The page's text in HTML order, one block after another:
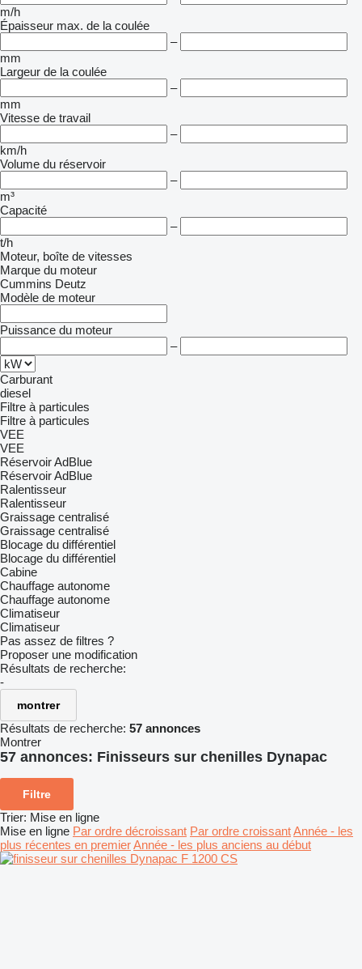
m/h
Épaisseur max. de la coulée
–
mm
Largeur de la coulée
–
mm
Vitesse de travail
–
km/h
Volume du réservoir
–
m³
Capacité
–
t/h
Moteur, boîte de vitesses
Marque du moteur
Cummins Deutz
Modèle de moteur
Puissance du moteur
–
Carburant
diesel
Filtre à particules
Filtre à particules
VEE
VEE
Réservoir AdBlue
Réservoir AdBlue
Ralentisseur
Ralentisseur
Graissage centralisé
Graissage centralisé
Blocage du différentiel
Blocage du différentiel
Cabine
Chauffage autonome
Chauffage autonome
Climatiseur
Climatiseur
Pas assez de filtres ?
Proposer une modification
Résultats de recherche:
-
montrer
Résultats de recherche: 57 annonces
Montrer
57 annonces: Finisseurs sur chenilles Dynapac
Filtre
Trier: Mise en ligne
Mise en ligne Par ordre décroissant Par ordre croissantAnnée - les
plus récentes en premierAnnée - les plus anciens au début